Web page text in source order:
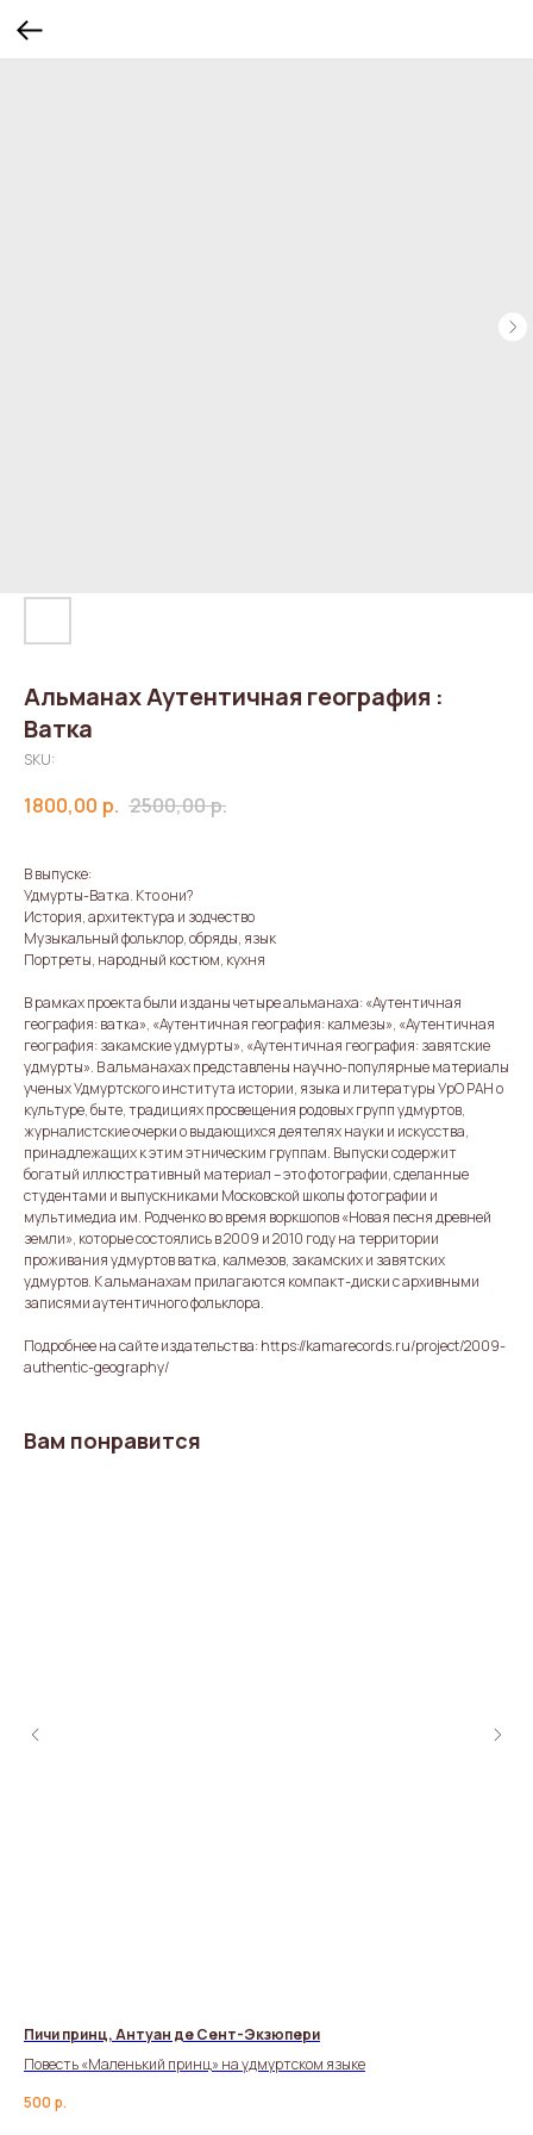
Альманах Аутентичная география :
Ватка
SKU:
1800,00 р. 2500,00р.
В выпуске:
Удмурты-Ватка. Кто они?
История, архитектура и зодчество
Музыкальный фольклор, обряды, язык
Портреты, народный костюм, кухня
В рамках проекта были изданы четыре альманаха: «Аутентичная
география: ватка», «Аутентичная география: калмезы», «Аутентичная
география: закамские удмурты», «Аутентичная география: завятские
удмурты». В альманахах представлены научно-популярные материалы
ученых Удмуртского института истории, языка и литературы УрО РАН о
культуре, быте, традициях просвещения родовых групп удмуртов,
журналистские очерки о выдающихся деятелях науки и искусства,
принадлежащих к этим этническим группам. Выпуски содержит
богатый иллюстративный материал – это фотографии, сделанные
студентами и выпускниками Московской школы фотографии и
мультимедиа им. Родченко во время воркшопов «Новая песня древней
земли», которые состоялись в 2009 и 2010 году на территории
проживания удмуртов ватка, калмезов, закамских и завятских
удмуртов. К альманахам прилагаются компакт-диски с архивными
записями аутентичного фольклора.
Подробнее на сайте издательства: https://kamarecords.ru/project/2009-
authentic-geography/
Вам понравится
Пичи принц, Антуан де Сент-Экзюпери
Повесть «Маленький принц» на удмуртском языке
500 р.